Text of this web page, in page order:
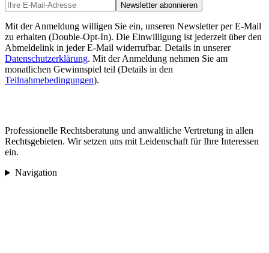
Newsletter abonnieren
Mit der Anmeldung willigen Sie ein, unseren Newsletter per E-Mail
zu erhalten (Double-Opt-In). Die Einwilligung ist jederzeit über den
Abmeldelink in jeder E-Mail widerrufbar. Details in unserer
Datenschutzerklärung. Mit der Anmeldung nehmen Sie am
monatlichen Gewinnspiel teil (Details in den
Teilnahmebedingungen).
Professionelle Rechtsberatung und anwaltliche Vertretung in allen
Rechtsgebieten. Wir setzen uns mit Leidenschaft für Ihre Interessen
ein.
Navigation